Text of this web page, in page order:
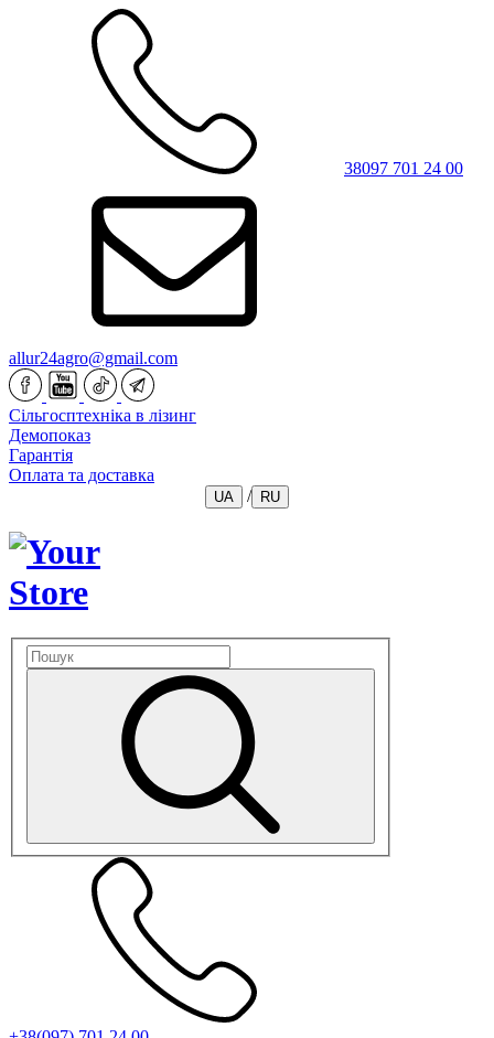
38097 701 24 00
allur24agro@gmail.com
Сільгосптехніка в лізинг
Демопоказ
Гарантія
Оплата та доставка
UA / RU